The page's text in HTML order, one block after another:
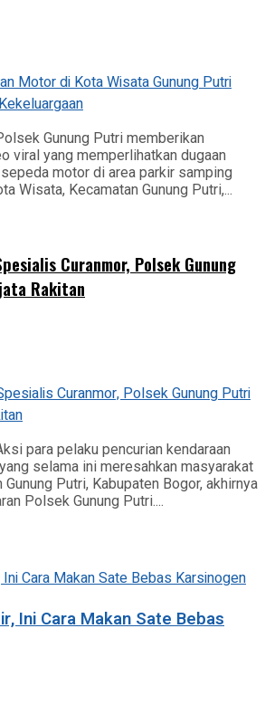
Gunung Putri memberikan
viral yang memperlihatkan dugaan
motor di area parkir samping
Wisata, Kecamatan Gunung Putri,...
Curanmor, Polsek Gunung
Rakitan
para pelaku pencurian kendaraan
selama ini meresahkan masyarakat
Putri, Kabupaten Bogor, akhirnya
Polsek Gunung Putri....
Ini Cara Makan Sate Bebas